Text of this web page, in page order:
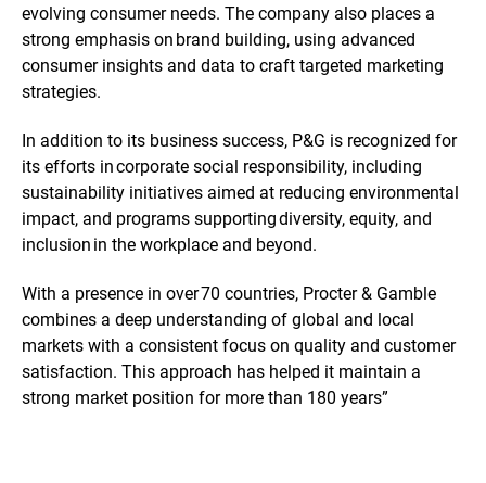
evolving consumer needs. The company also places a
strong emphasis on brand building, using advanced
consumer insights and data to craft targeted marketing
strategies.
In addition to its business success, P&G is recognized for
its efforts in corporate social responsibility, including
sustainability initiatives aimed at reducing environmental
impact, and programs supporting diversity, equity, and
inclusion in the workplace and beyond.
With a presence in over 70 countries, Procter & Gamble
combines a deep understanding of global and local
markets with a consistent focus on quality and customer
satisfaction. This approach has helped it maintain a
strong market position for more than 180 years”